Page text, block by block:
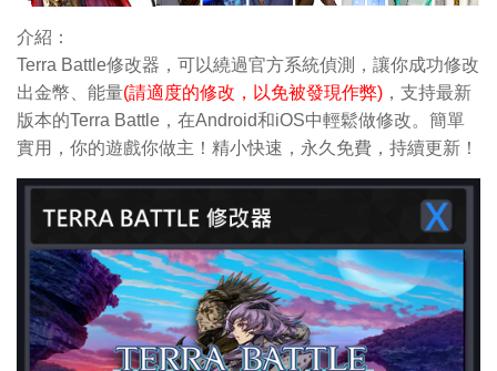
介紹：
Terra Battle修改器，可以繞過官方系統偵測，讓你成功修改
出金幣 、能量(請適度的修改，以免被發現作弊) ，支持最新
版本的Terra Battle，在Android和iOS中輕鬆做修改。簡單
實用，你的遊戲你做主！精小快速，永久免費，持續更新！